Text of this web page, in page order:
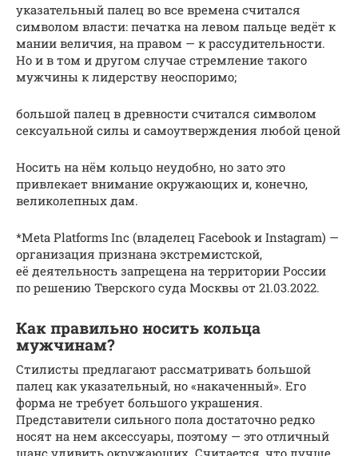
указательный палец во все времена считался
символом власти: печатка на левом пальце ведёт к
мании величия, на правом — к рассудительности.
Но и в том и другом случае стремление такого
мужчины к лидерству неоспоримо;
большой палец в древности считался символом
сексуальной силы и самоутверждения любой ценой
Носить на нём кольцо неудобно, но зато это
привлекает внимание окружающих и, конечно,
великолепных дам.
*Meta Platforms Inc (владелец Facebook и Instagram) —
организация признана экстремистской,
её деятельность запрещена на территории России
по решению Тверского суда Москвы от 21.03.2022.
Как правильно носить кольца
мужчинам?
Стилисты предлагают рассматривать большой
палец как указательный, но «накаченный». Его
форма не требует большого украшения.
Представители сильного пола достаточно редко
носят на нем аксессуары, поэтому — это отличный
шанс удивить окружающих. Считается, что лучше